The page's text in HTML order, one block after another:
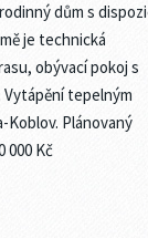
dům s
je technická
obývací pokoj s
tepelným
Koblov. Plánovaný
000 Kč